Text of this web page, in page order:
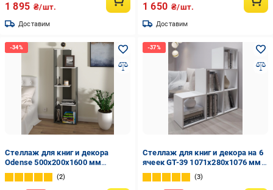
1 895 ₴/шт.
Доставим
1 650 ₴/шт.
Доставим
Стеллаж для книг и декора
Odense 500x200x1600 мм
Антрацит/Белый
2
Стеллаж для книг и декора на 6
ячеек GT-39 1071х280х1076 мм
Белый (20319964)
3